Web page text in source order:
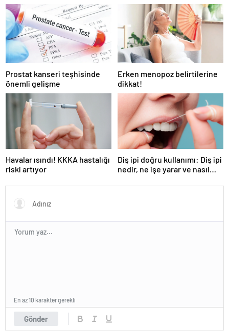
Prostat kanseri teşhisinde
önemli gelişme
Erken menopoz belirtilerine
dikkat!
Havalar ısındı! KKKA hastalığı
riski artıyor
Diş ipi doğru kullanımı: Diş ipi
nedir, ne işe yarar ve nasıl
Gönder
En az 10 karakter gerekli